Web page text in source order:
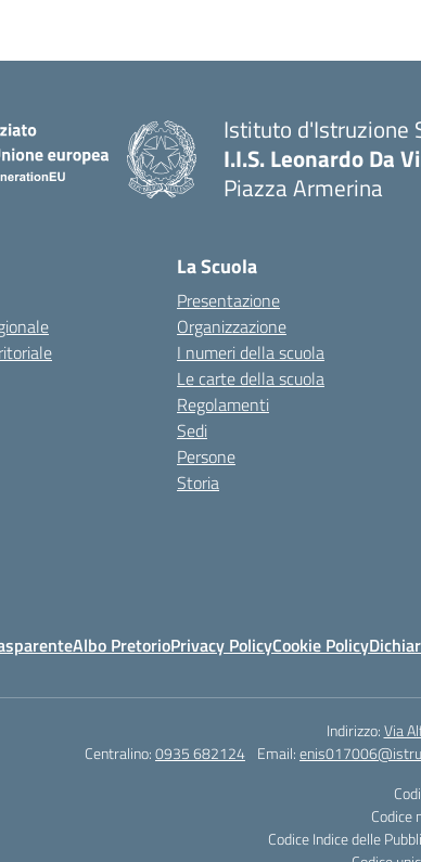
Istituto d'Istruzione
I.I.S. Leonardo Da
Piazza Armerina
La Scuola
Presentazione
Organizzazione
I numeri della scuola
Le carte della scuola
Regolamenti
Sedi
Persone
Storia
Albo PretorioPrivacy PolicyCookie Policy
Indirizzo:Via
Centralino:0935 682124 Email:
Codice
Codice Indice delle